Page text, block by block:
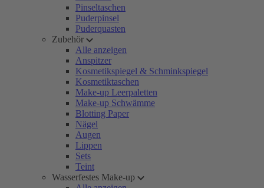
Pinseltaschen
Puderpinsel
Puderquasten
Zubehör
Alle anzeigen
Anspitzer
Kosmetikspiegel & Schminkspiegel
Kosmetiktaschen
Make-up Leerpaletten
Make-up Schwämme
Blotting Paper
Nägel
Augen
Lippen
Sets
Teint
Wasserfestes Make-up